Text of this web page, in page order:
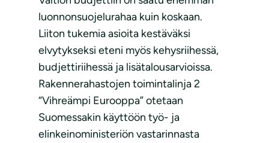
luonnonsuojelurahaa kuin koskaan.
Liiton tukemia asioita kestäväksi
elvytykseksi eteni myös kehysriihessä,
budjettiriihessä ja lisätalousarvioissa.
Rakennerahastojen toimintalinja 2
“Vihreämpi Eurooppa” otetaan
Suomessakin käyttöön työ- ja
elinkeinoministeriön vastarinnasta